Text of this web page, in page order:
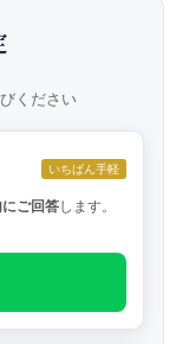
ください
いちばん手軽
ご回答します。